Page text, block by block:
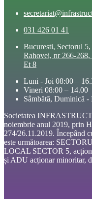
031 426 01 41
Bucuresti, Sectorul 5,
Rahovei, nr 266-
Et 8
Luni - Joi 08:00 –
Vineri 08:00 – 14.00
Sâmbătă, Duminică -
Societatea
noiembrie anul 2019, prin
274/26.11.2019. Începând
este următoarea:
LOCAL SECTOR 5,
și ADU acționar minoritar,